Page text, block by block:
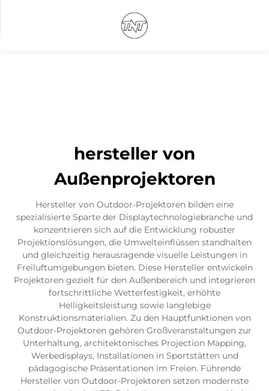
hersteller von
Außenprojektoren
Hersteller von Outdoor-Projektoren bilden eine
spezialisierte Sparte der Displaytechnologiebranche und
konzentrieren sich auf die Entwicklung robuster
Projektionslösungen, die Umwelteinflüssen standhalten
und gleichzeitig herausragende visuelle Leistungen in
Freiluftumgebungen bieten. Diese Hersteller entwickeln
Projektoren gezielt für den Außenbereich und integrieren
fortschrittliche Wetterfestigkeit, erhöhte
Helligkeitsleistung sowie langlebige
Konstruktionsmaterialien. Zu den Hauptfunktionen von
Outdoor-Projektoren gehören Großveranstaltungen zur
Unterhaltung, architektonisches Projection Mapping,
Werbedisplays, Installationen in Sportstätten und
pädagogische Präsentationen im Freien. Führende
Hersteller von Outdoor-Projektoren setzen modernste